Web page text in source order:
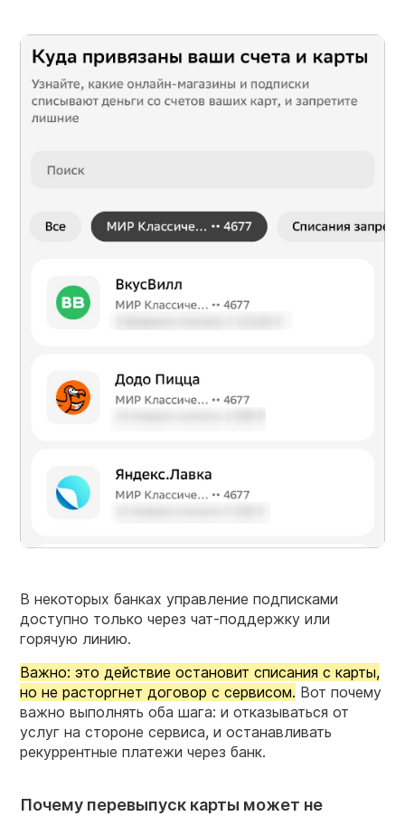
В некоторых банках управление подписками
доступно только через чат-поддержку или
горячую линию.
Важно: это действие остановит списания с карты,
но не расторгнет договор с сервисом. Вот почему
важно выполнять оба шага: и отказываться от
услуг на стороне сервиса, и останавливать
рекуррентные платежи через банк.
Почему перевыпуск карты может не